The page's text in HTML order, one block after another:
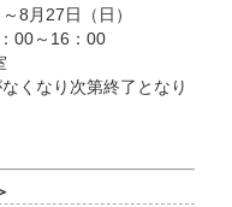
8月27日（日）
00～16：00
くなり次第終了となり